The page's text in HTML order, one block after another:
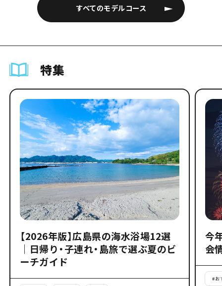
すべてのモデルコース
特集
【2026年版】広島県の海水浴場12選
｜日帰り・子連れ・島旅で選ぶ夏のビ
ーチガイド
今
会
#お